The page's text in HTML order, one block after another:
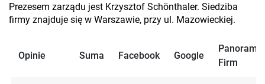
Prezesem zarządu jest Krzysztof Schönthaler. Siedziba
firmy znajduje się w Warszawie, przy ul. Mazowieckiej.
Opinie Suma Facebook Google
Panorama
Firm